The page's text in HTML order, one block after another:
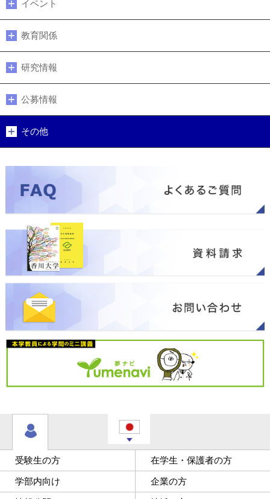
イベント
教育関係
研究情報
公募情報
その他
受験生の方 在学生・保護者の方
学部内向け 企業の方